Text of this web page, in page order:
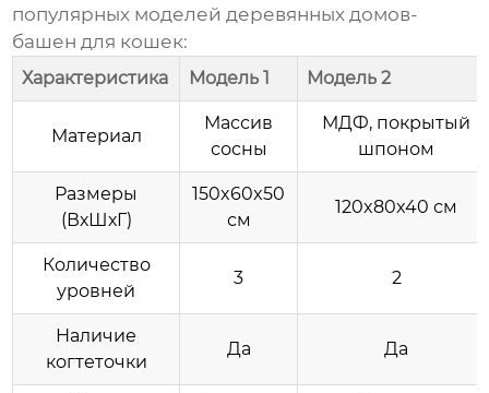
популярных моделейдеревянных домов-
башен для кошек:
Характеристика Модель 1 Модель 2
Материал
Массив
сосны
МДФ, покрытый
шпоном
Размеры
(ВхШхГ)
150x60x50
см
120x80x40 см
Количество
уровней
3 2
Наличие
когтеточки
Да Да